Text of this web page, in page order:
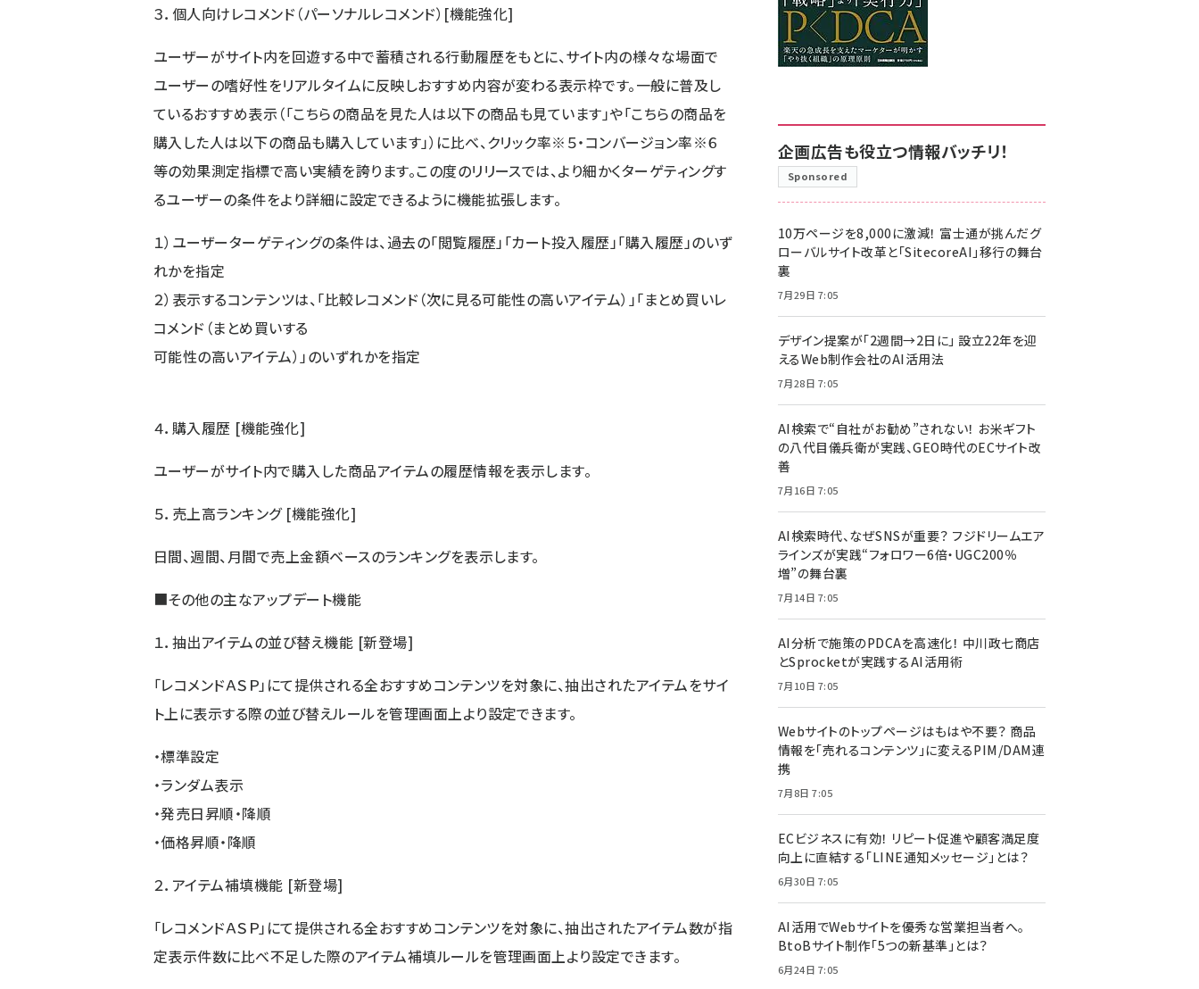
３．個人向けレコメンド（パーソナルレコメンド）[機能強化]
ユーザーがサイト内を回遊する中で蓄積される行動履歴をもとに、サイト内の様々な場面で
ユーザーの嗜好性をリアルタイムに反映しおすすめ内容が変わる表示枠です。一般に普及し
ているおすすめ表示（「こちらの商品を見た人は以下の商品も見ています」や「こちらの商品を
購入した人は以下の商品も購入しています」）に比べ、クリック率※５・コンバージョン率※６
等の効果測定指標で高い実績を誇ります。この度のリリースでは、より細かくターゲティングす
るユーザーの条件をより詳細に設定できるように機能拡張します。
１）ユーザーターゲティングの条件は、過去の「閲覧履歴」「カート投入履歴」「購入履歴」のいず
れかを指定
２）表示するコンテンツは、「比較レコメンド（次に見る可能性の高いアイテム）」「まとめ買いレ
コメンド（まとめ買いする
可能性の高いアイテム）」のいずれかを指定
４．購入履歴 [機能強化]
ユーザーがサイト内で購入した商品アイテムの履歴情報を表示します。
５．売上高ランキング [機能強化]
日間、週間、月間で売上金額ベースのランキングを表示します。
■その他の主なアップデート機能
１．抽出アイテムの並び替え機能 [新登場]
「レコメンドＡＳＰ」にて提供される全おすすめコンテンツを対象に、抽出されたアイテムをサイ
ト上に表示する際の並び替えルールを管理画面上より設定できます。
・標準設定
・ランダム表示
・発売日昇順・降順
・価格昇順・降順
２．アイテム補填機能 [新登場]
「レコメンドＡＳＰ」にて提供される全おすすめコンテンツを対象に、抽出されたアイテム数が指
定表示件数に比べ不足した際のアイテム補填ルールを管理画面上より設定できます。
企画広告も役立つ情報バッチリ！
Sponsored
10万ページを8,000に激減！ 富士通が挑んだグ
ローバルサイト改革と「SitecoreAI」移行の舞台
裏
7月29日 7:05
デザイン提案が「2週間→2日に」 設立22年を迎
えるWeb制作会社のAI活用法
7月28日 7:05
AI検索で“自社がお勧め”されない！ お米ギフト
の八代目儀兵衛が実践、GEO時代のECサイト改
善
7月16日 7:05
AI検索時代、なぜSNSが重要？ フジドリームエア
ラインズが実践“フォロワー6倍・UGC200％
増”の舞台裏
7月14日 7:05
AI分析で施策のPDCAを高速化！ 中川政七商店
とSprocketが実践するAI活用術
7月10日 7:05
Webサイトのトップページはもはや不要？ 商品
情報を「売れるコンテンツ」に変えるPIM/DAM連
携
7月8日 7:05
ECビジネスに有効！ リピート促進や顧客満足度
向上に直結する「LINE通知メッセージ」とは？
6月30日 7:05
AI活用でWebサイトを優秀な営業担当者へ。
BtoBサイト制作「5つの新基準」とは？
6月24日 7:05